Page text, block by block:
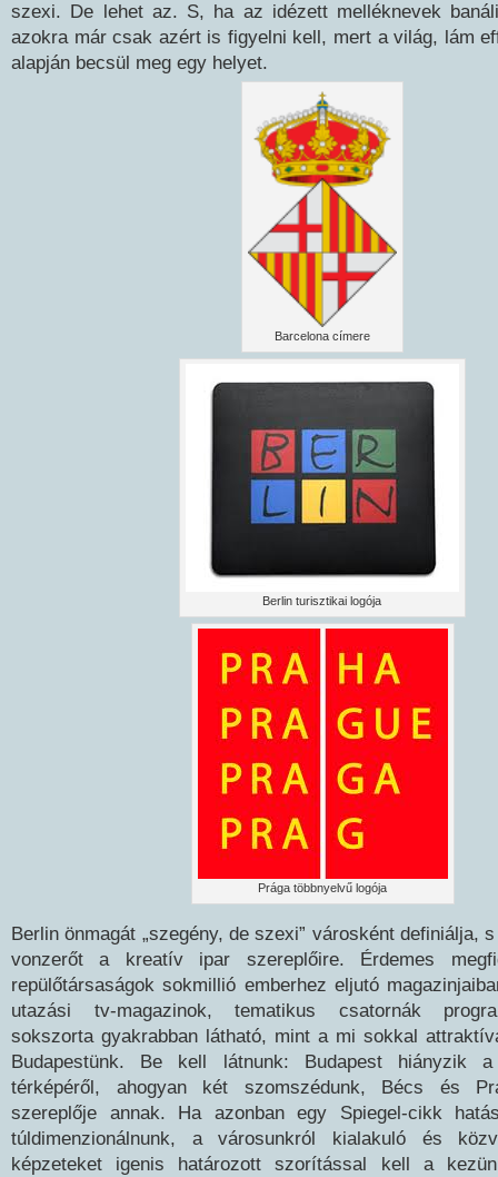
szexi. De lehet az. S, ha az idézett melléknevek
azokra már csak azért is figyelni kell, mert a világ, lám
alapján becsül meg egy helyet.
Barcelona címere
Berlin turisztikai logója
Prága többnyelvű logója
Berlin önmagát „szegény, de szexi” városként definiálja,
vonzerőt a kreatív ipar szereplőire. Érdemes
repülőtársaságok sokmillió emberhez eljutó
utazási tv-magazinok, tematikus csatornák
sokszorta gyakrabban látható, mint a mi sokkal
Budapestünk. Be kell látnunk: Budapest hiányzik
térképéről, ahogyan két szomszédunk, Bécs és
szereplője annak. Ha azonban egy Spiegel-cikk
túldimenzionálnunk, a városunkról kialakuló és
képzeteket igenis határozott szorítással kell a